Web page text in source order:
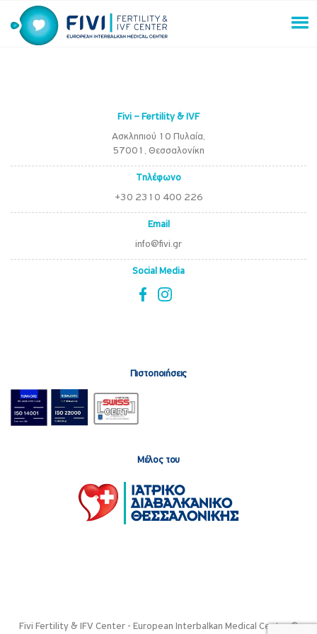
to
content
Fivi – Fertility & IVF
Ασκληπιού 10 Πυλαία,
57001, Θεσσαλονίκη
Τηλέφωνο
+30 2310 400 226
Email
info@fivi.gr
Social Media
Πιστοποιήσεις
Μέλος του
Fivi Fertility & IFV Center - European Interbalkan Medical Center ©